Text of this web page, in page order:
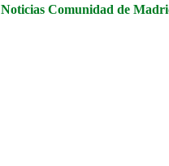
Noticias Comunidad de